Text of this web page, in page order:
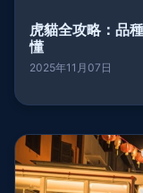
虎貓全攻略：品
懂
2025年11月07日